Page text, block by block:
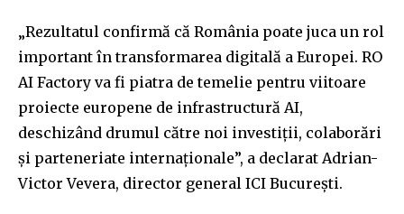
„Rezultatul confirmă că România poate juca un rol
important în transformarea digitală a Europei. RO
AI Factory va fi piatra de temelie pentru viitoare
proiecte europene de infrastructură AI,
deschizând drumul către noi investiţii, colaborări
şi parteneriate internaţionale”, a declarat Adrian-
Victor Vevera, director general ICI Bucureşti.